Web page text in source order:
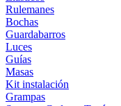
Rulemanes
Bochas
Guardabarros
Luces
Guías
Masas
Kit instalación
Grampas